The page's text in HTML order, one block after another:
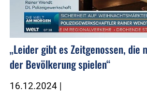
„Leider gibt es Zeitgenossen, die
der Bevölkerung spielen“
16.12.2024 |